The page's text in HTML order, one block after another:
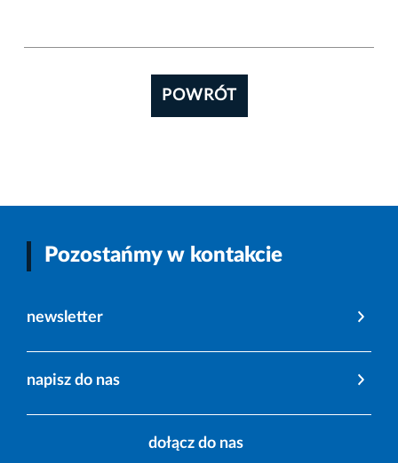
POWRÓT
Pozostańmy w kontakcie
newsletter
napisz do nas
dołącz do nas